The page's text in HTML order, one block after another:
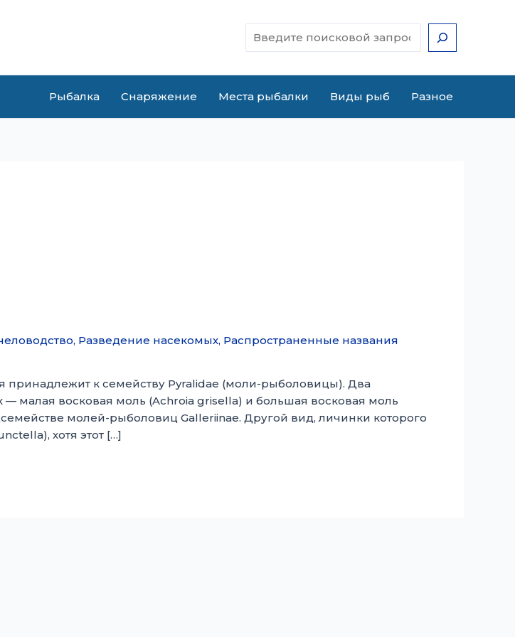
Рыбалка Снаряжение Места рыбалки Виды рыб Разное
, Разведение насекомых, Распространенные названия
к семейству Pyralidae (моли-рыболовицы). Два
малая восковая моль (Achroia grisella) и большая восковая моль
молей-рыболовиц Galleriinae. Другой вид, личинки которого
хотя этот […]